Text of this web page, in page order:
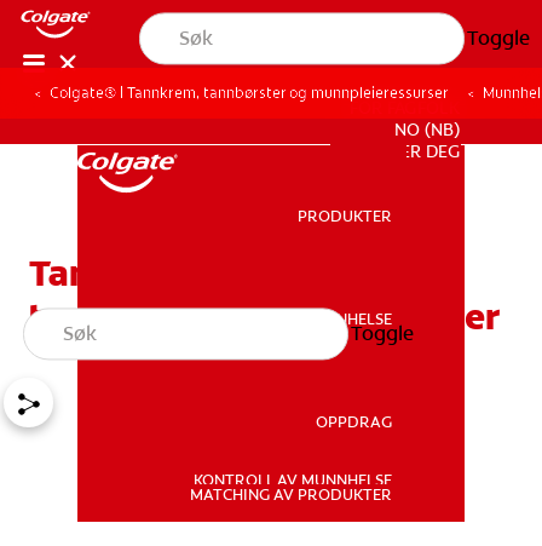
Toggle
FOR FAGFOLK
NO (NB)
REGISTRER DEG
PRODUKTER
MUNNHELSE
OPPDRAG
KONTROLL AV MUNNHELSE
MATCHING AV PRODUKTER
Toggle
Colgate® | Tannkrem, tannbørster og munnpleieressurser
Tannkrem for sunt
tannkjøtt og hvitere tenner